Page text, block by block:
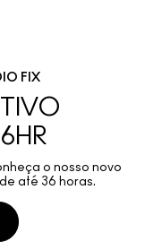
FIX
o nosso novo
até 36 horas.